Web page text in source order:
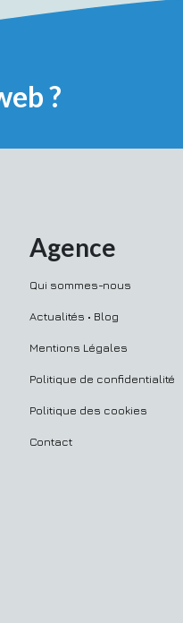
?
Agence
Qui sommes-nous
Actualités • Blog
Mentions Légales
Politique de confidentialité
Politique des cookies
Contact